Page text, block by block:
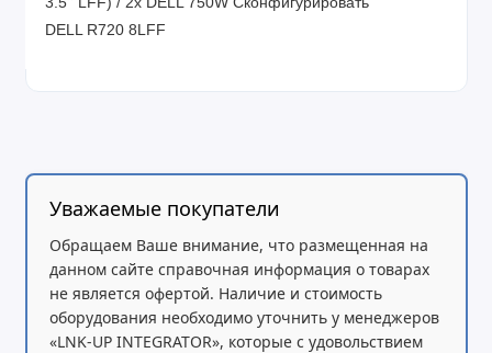
DELL R720 8LFF
Уважаемые покупатели
Обращаем Ваше внимание, что размещенная на
данном сайте справочная информация о товарах
не является офертой. Наличие и стоимость
оборудования необходимо уточнить у менеджеров
«LNK-UP INTEGRATOR», которые с удовольствием